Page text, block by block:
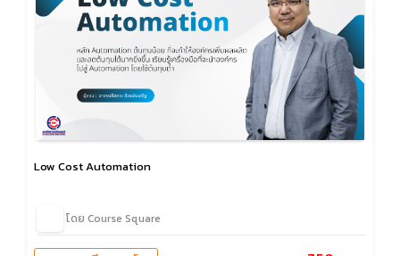
Low Cost Automation
โดย Course Square